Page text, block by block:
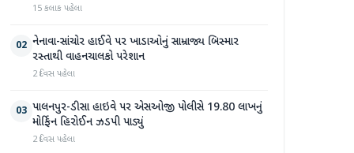
15 કલાક પહેલા
02 નેનાવા-સાંચોર હાઈવે પર ખાડાઓનું સામ્રાજ્ય બિસ્માર
રસ્તાથી વાહનચાલકો પરેશાન
2 દિવસ પહેલા
03 પાલનપુર-ડીસા હાઇવે પર એસઓજી પોલીસે 19.80 લાખનું
મોર્ફિન હિરોઈન ઝડપી પાડ્યું
2 દિવસ પહેલા